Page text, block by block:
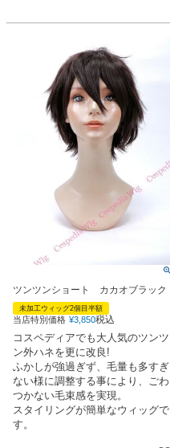
ツンツンショート カカオブラック
未加工ウィッグ2個目半額
当店特別価格 ¥3,850税込
コスペディアでも大人気のツンツ
ン外ハネを更に改良!
ふかしが強過ぎず、毛量も多すぎ
ない様に調整する事により、ごわ
つかない毛束感を実現。
スタイリングが簡単なウィッグで
す。